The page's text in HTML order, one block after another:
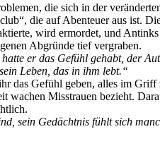
die sich in der
die auf Abenteuer aus ist.
wird ermordet, und
Abgründe tief vergraben.
er das Gefühl gehabt, der
Leben, das in ihm lebt.“
das Gefühl geben, alles im
Misstrauen bezieht.
sein Gedächtnis fühlt sich